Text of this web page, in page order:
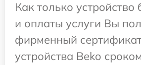
Как только устройство
и оплаты услуги Вы
фирменный
устройства Beko